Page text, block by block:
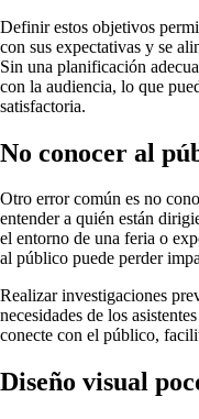
Definir estos objetivos
con sus expectativas y se
Sin una planificación
con la audiencia, lo que
satisfactoria.
No conocer al
Otro error común es no
entender a quién están
el entorno de una feria o
al público puede perder
Realizar investigaciones
necesidades de los
conecte con el público,
Diseño visual